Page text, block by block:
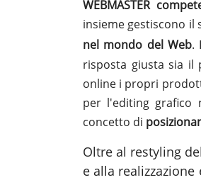
WEBMASTER
insieme gestiscono il
nel mondo del Web.
risposta giusta sia il
online i propri
per l'editing grafico
concetto di
Oltre al restyling
e alla